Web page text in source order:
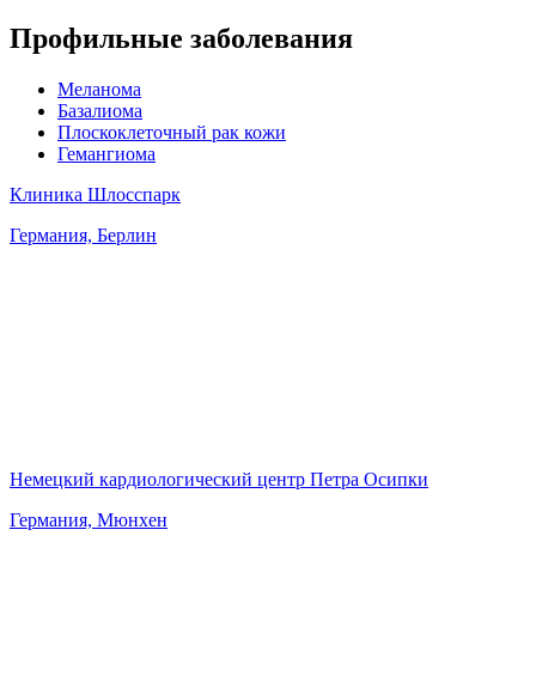
Профильные заболевания
Меланома
Базалиома
Плоскоклеточный рак кожи
Гемангиома
Клиника Шлосспарк
Германия, Берлин
Немецкий кардиологический центр Петра Осипки
Германия, Мюнхен